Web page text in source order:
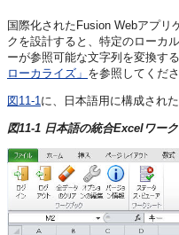
国際化されたFusion Webアプリ
クを設計すると、特定のローカ
ーが参照可能な文字列を変換す
ローカライズ」 を参照してくださ
図11-1 に、日本語用に構成され
図11-1 日本語の統合Excelワー